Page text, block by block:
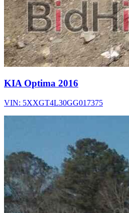
KIA Optima 2016
VIN: 5XXGT4L30GG017375